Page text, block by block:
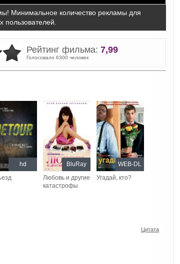
Минимальное количество рекламы для
пользователей.
Рейтинг фильма: 7,99
Голосовало 6300 человек
hd
Любовь и другие
катастрофы
BluRay
Угадай, кто?
WEB-DL
Цитата